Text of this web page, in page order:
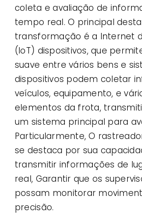
coleta e avaliação de
tempo real. O principal desta
transformação é a Internet
(IoT) dispositivos, que
suave entre vários bens e
dispositivos podem coletar
veículos, equipamento, e
elementos da frota,
um sistema principal para
Particularmente, O
se destaca por sua
transmitir informações de
real, Garantir que os
possam monitorar
precisão.